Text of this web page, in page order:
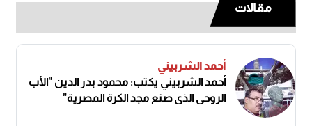
مقالات
أحمد الشربيني
أحمد الشربيني يكتب: محمود بدر الدين "الأب
الروحي الذي صنع مجد الكرة المصرية"